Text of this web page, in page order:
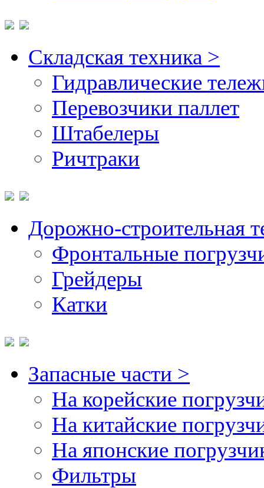
Складская техника >
Гидравлические
Перевозчики паллет
Штабелеры
Ричтраки
Дорожно-строительная
Фронтальные
Грейдеры
Катки
Запасные части >
На корейские
На китайские
На японские
Фильтры